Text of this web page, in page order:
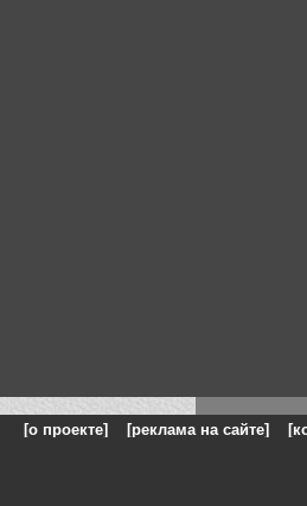
[о проекте] [реклама на сайте]